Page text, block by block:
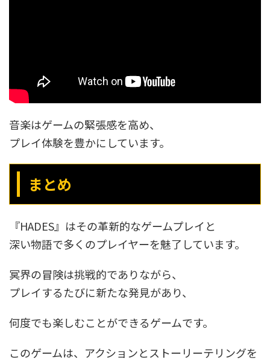
音楽はゲームの緊張感を高め、
プレイ体験を豊かにしています。
まとめ
『HADES』はその革新的なゲームプレイと
深い物語で多くのプレイヤーを魅了しています。
冥界の冒険は挑戦的でありながら、
プレイするたびに新たな発見があり、
何度でも楽しむことができるゲームです。
このゲームは、アクションとストーリーテリングを